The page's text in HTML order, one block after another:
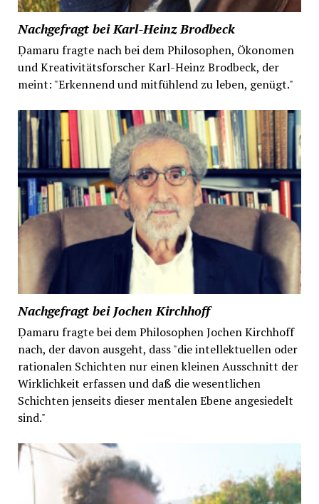
Nachgefragt bei Karl-Heinz Brodbeck
Ḍamaru fragte nach bei dem Philosophen, Ökonomen
und Kreativitätsforscher Karl-Heinz Brodbeck, der
meint: "Erkennend und mitfühlend zu leben, genügt."
Nachgefragt bei Jochen Kirchhoff
Ḍamaru fragte bei dem Philosophen Jochen Kirchhoff
nach, der davon ausgeht, dass "die intellektuellen oder
rationalen Schichten nur einen kleinen Ausschnitt der
Wirklichkeit erfassen und daß die wesentlichen
Schichten jenseits dieser mentalen Ebene angesiedelt
sind."